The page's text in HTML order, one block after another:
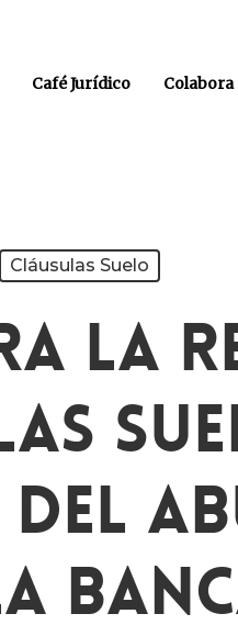
Café Jurídico Colabora
Cláusulas Suelo
La